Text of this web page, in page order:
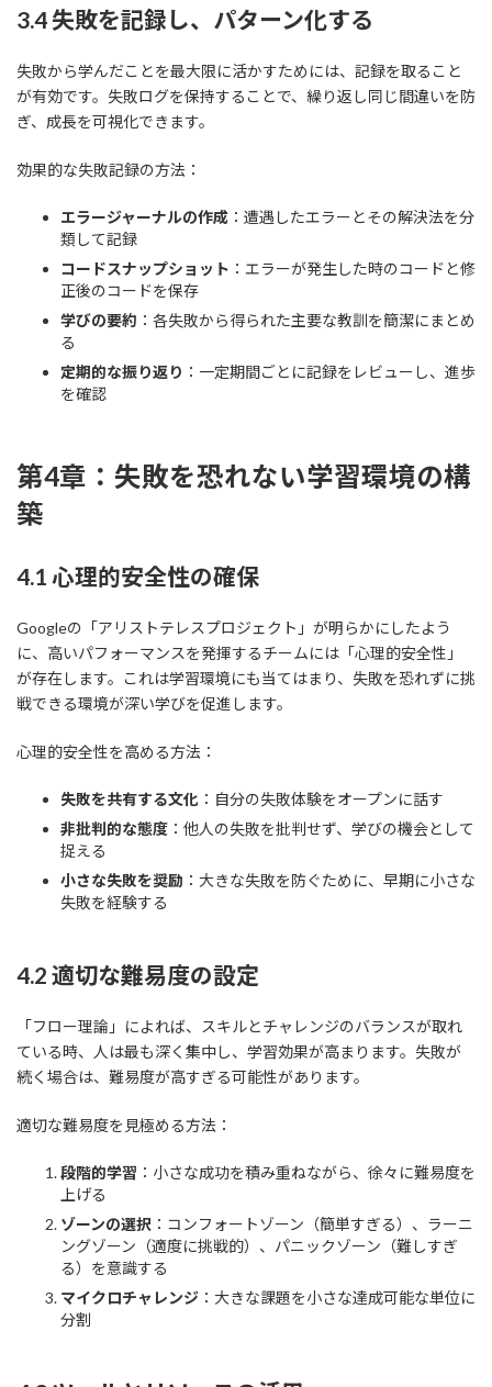
3.4 失敗を記録し、パターン化する
失敗から学んだことを最大限に活かすためには、記録を取ること
が有効です。失敗ログを保持することで、繰り返し同じ間違いを防
ぎ、成長を可視化できます。
効果的な失敗記録の方法：
エラージャーナルの作成 ：遭遇したエラーとその解決法を分
類して記録
コードスナップショット ：エラーが発生した時のコードと修
正後のコードを保存
学びの要約 ：各失敗から得られた主要な教訓を簡潔にまとめ
る
定期的な振り返り ：一定期間ごとに記録をレビューし、進歩
を確認
第4章：失敗を恐れない学習環境の構
築
4.1 心理的安全性の確保
Googleの「アリストテレスプロジェクト」が明らかにしたよう
に、高いパフォーマンスを発揮するチームには「心理的安全性」
が存在します。これは学習環境にも当てはまり、失敗を恐れずに挑
戦できる環境が深い学びを促進します。
心理的安全性を高める方法：
失敗を共有する文化 ：自分の失敗体験をオープンに話す
非批判的な態度 ：他人の失敗を批判せず、学びの機会として
捉える
小さな失敗を奨励 ：大きな失敗を防ぐために、早期に小さな
失敗を経験する
4.2 適切な難易度の設定
「フロー理論」によれば、スキルとチャレンジのバランスが取れ
ている時、人は最も深く集中し、学習効果が高まります。失敗が
続く場合は、難易度が高すぎる可能性があります。
適切な難易度を見極める方法：
段階的学習 ：小さな成功を積み重ねながら、徐々に難易度を
上げる
ゾーンの選択 ：コンフォートゾーン（簡単すぎる）、ラーニ
ングゾーン（適度に挑戦的）、パニックゾーン（難しすぎ
る）を意識する
マイクロチャレンジ ：大きな課題を小さな達成可能な単位に
分割